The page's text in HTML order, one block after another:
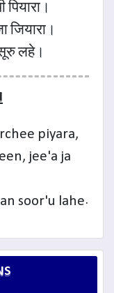
सूरु लहे।
piyara,
jee'a ja
soor'u lahe.